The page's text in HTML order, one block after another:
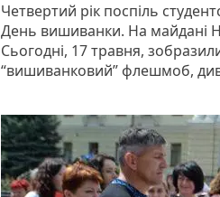
Четвертий рік поспіль
День вишиванки. На майдані
Сьогодні, 17 травня,
“вишиванковий” флешмоб,